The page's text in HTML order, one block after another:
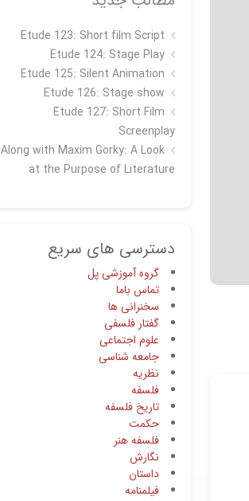
Etude 123: Short film Script
Etude 124: Stage Play
Etude 125: Silent Animation
Etude 126: Stage show
Étude 127: Short Film
Screenplay
Along with Maxim Gorky: A Look
at the Purpose of Literature
دسترسی های سریع
گروه آموزشی پل
تماس باما
سخنرانی ها
گفتار فلسفی
علوم اجتماعی
جامعه شناسی
نظریه
فلسفه
تاریخ فلسفه
حکمت
فلسفه هنر
نگارش
داستان
فیلمنامه